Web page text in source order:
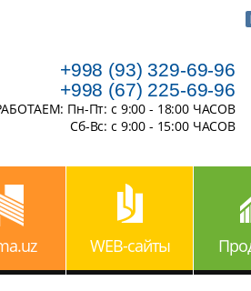
+998 (93) 329-69-96
+998 (67) 225-69-96
Пн-Пт: с 9:00 - 18:00 ЧАСОВ
Сб-Вс: с 9:00 - 15:00 ЧАСОВ
WEB-сайты